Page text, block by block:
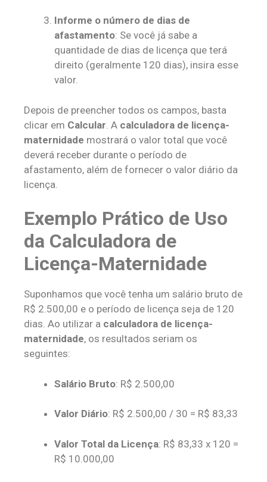
Informe o número de dias de
afastamento: Se você já sabe a
quantidade de dias de licença que terá
direito (geralmente 120 dias), insira esse
valor.
Depois de preencher todos os campos, basta
clicar em Calcular . A calculadora de licença-
maternidade mostrará o valor total que você
deverá receber durante o período de
afastamento, além de fornecer o valor diário da
licença.
Exemplo Prático de Uso
da Calculadora de
Licença-Maternidade
Suponhamos que você tenha um salário bruto de
R$ 2.500,00 e o período de licença seja de 120
dias. Ao utilizar a calculadora de licença-
maternidade, os resultados seriam os
seguintes:
Salário Bruto: R$ 2.500,00
Valor Diário: R$ 2.500,00 / 30 = R$ 83,33
Valor Total da Licença: R$ 83,33 x 120 =
R$ 10.000,00